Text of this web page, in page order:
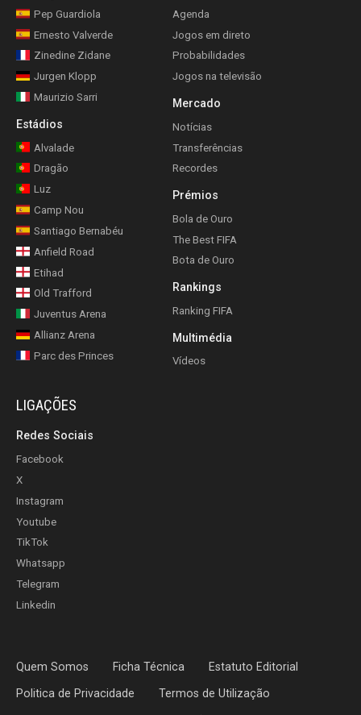
Pep Guardiola
Ernesto Valverde
Zinedine Zidane
Jurgen Klopp
Maurizio Sarri
Estádios
Alvalade
Dragão
Luz
Camp Nou
Santiago Bernabéu
Anfield Road
Etihad
Old Trafford
Juventus Arena
Allianz Arena
Parc des Princes
Agenda
Jogos em direto
Probabilidades
Jogos na televisão
Mercado
Notícias
Transferências
Recordes
Prémios
Bola de Ouro
The Best FIFA
Bota de Ouro
Rankings
Ranking FIFA
Multimédia
Vídeos
LIGAÇÕES
Redes Sociais
Facebook
X
Instagram
Youtube
TikTok
Whatsapp
Telegram
Linkedin
Quem Somos Ficha Técnica Estatuto Editorial
Politica de Privacidade Termos de Utilização